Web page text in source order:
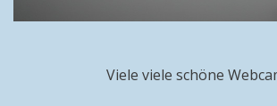
Viele viele schöne